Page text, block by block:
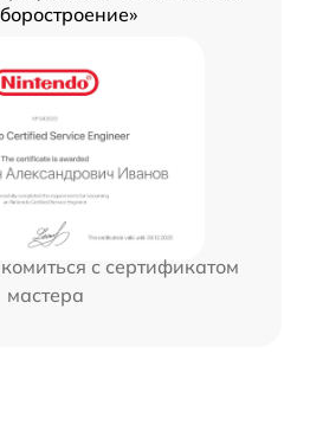
с сертификатом
мастера